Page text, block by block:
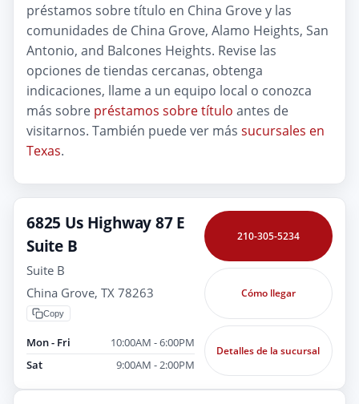
préstamos sobre título en China Grove y las
comunidades de China Grove, Alamo Heights, San
Antonio, and Balcones Heights. Revise las
opciones de tiendas cercanas, obtenga
indicaciones, llame a un equipo local o conozca
más sobre préstamos sobre título antes de
visitarnos. También puede ver más sucursales en
Texas.
6825 Us Highway 87 E
Suite B
Suite B
China Grove, TX 78263
Copy
Mon - Fri
10:00AM - 6:00PM
Sat
9:00AM - 2:00PM
210-305-5234
Cómo llegar
Detalles de la sucursal